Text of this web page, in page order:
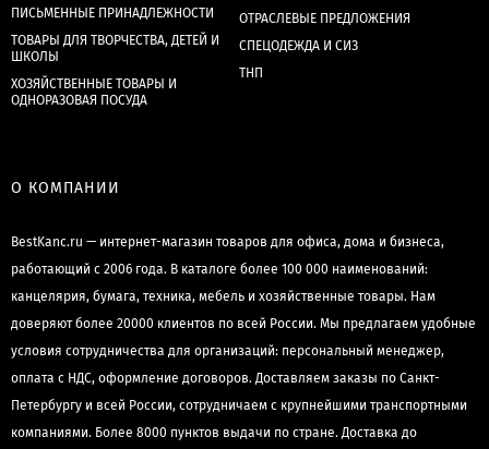
ПИСЬМЕННЫЕ ПРИНАДЛЕЖНОСТИ
ТОВАРЫ ДЛЯ ТВОРЧЕСТВА, ДЕТЕЙ И
ШКОЛЫ
ХОЗЯЙСТВЕННЫЕ ТОВАРЫ И
ОДНОРАЗОВАЯ ПОСУДА
ОТРАСЛЕВЫЕ ПРЕДЛОЖЕНИЯ
СПЕЦОДЕЖДА И СИЗ
ТНП
О КОМПАНИИ
BestKanc.ru — интернет-магазин товаров для офиса, дома и бизнеса,
работающий с 2006 года. В каталоге более 100 000 наименований:
канцелярия, бумага, техника, мебель и хозяйственные товары. Нам
доверяют более 20000 клиентов по всей России. Мы предлагаем удобные
условия сотрудничества для организаций: персональный менеджер,
оплата с НДС, оформление договоров. Доставляем заказы по Санкт-
Петербургу и всей России, сотрудничаем с крупнейшими транспортными
компаниями. Более 8000 пунктов выдачи по стране. Доставка до